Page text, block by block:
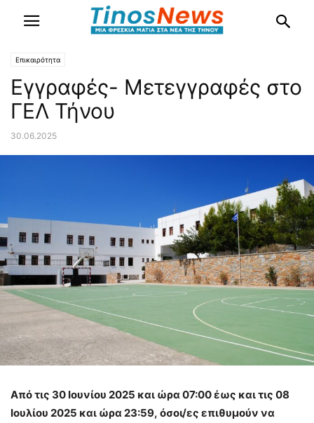
Επικαιρότητα
Εγγραφές- Μετεγγραφές στο
ΓΕΛ Τήνου
30.06.2025
Από τις 30 Ιουνίου 2025 και ώρα 07:00 έως και τις 08
Ιουλίου 2025 και ώρα 23:59, όσοι/ες επιθυμούν να